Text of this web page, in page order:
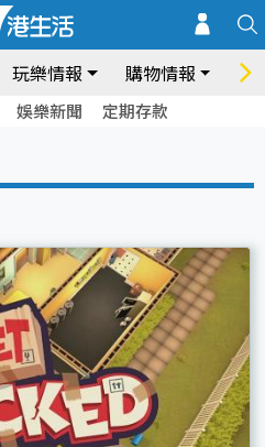
玩樂情報 購物情報 飲
娛樂新聞 定期存款